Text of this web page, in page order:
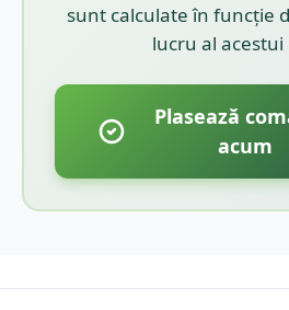
sunt calculate în funcție
lucru al
Plasează
acum